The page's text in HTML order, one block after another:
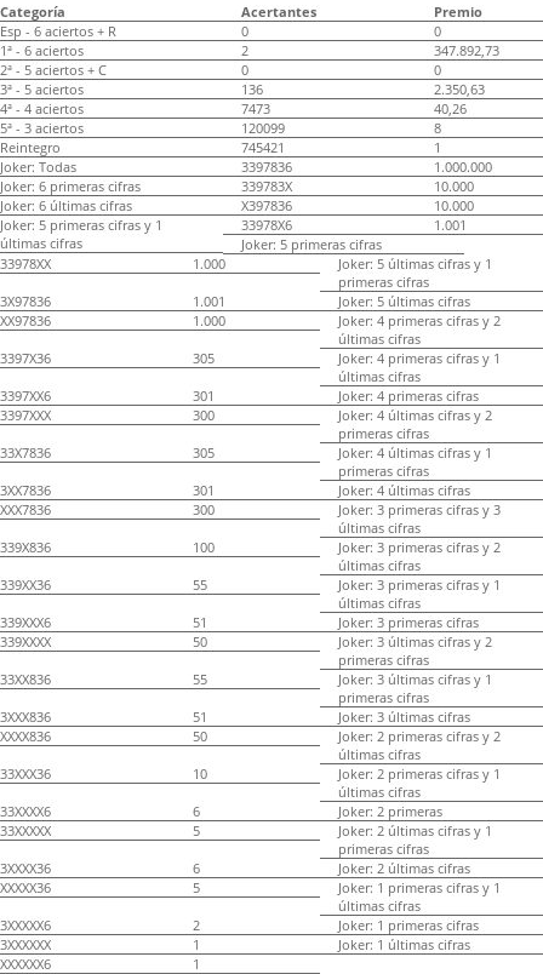
Categoría Acertantes
Premio
Esp - 6 aciertos + R
0
0
1ª - 6 aciertos
2
347.892,73
2ª - 5 aciertos + C
0
0
3ª - 5 aciertos
136
2.350,63
4ª - 4 aciertos
7473
40,26
5ª - 3 aciertos
120099
8
Reintegro
745421
1
Joker: Todas
3397836
1.000.000
Joker: 6 primeras cifras
339783X
10.000
Joker: 6 últimas cifras
X397836
10.000
Joker: 5 primeras cifras y 1
últimas cifras
33978X6
1.001
Joker: 5 primeras cifras
33978XX
1.000
Joker: 5 últimas cifras y 1
primeras cifras
3X97836
1.001
Joker: 5 últimas cifras
XX97836
1.000
Joker: 4 primeras cifras y 2
últimas cifras
3397X36
305
Joker: 4 primeras cifras y 1
últimas cifras
3397XX6
301
Joker: 4 primeras cifras
3397XXX
300
Joker: 4 últimas cifras y 2
primeras cifras
33X7836
305
Joker: 4 últimas cifras y 1
primeras cifras
3XX7836
301
Joker: 4 últimas cifras
XXX7836
300
Joker: 3 primeras cifras y 3
últimas cifras
339X836
100
Joker: 3 primeras cifras y 2
últimas cifras
339XX36
55
Joker: 3 primeras cifras y 1
últimas cifras
339XXX6
51
Joker: 3 primeras cifras
339XXXX
50
Joker: 3 últimas cifras y 2
primeras cifras
33XX836
55
Joker: 3 últimas cifras y 1
primeras cifras
3XXX836
51
Joker: 3 últimas cifras
XXXX836
50
Joker: 2 primeras cifras y 2
últimas cifras
33XXX36
10
Joker: 2 primeras cifras y 1
últimas cifras
33XXXX6
6
Joker: 2 primeras
33XXXXX
5
Joker: 2 últimas cifras y 1
primeras cifras
3XXXX36
6
Joker: 2 últimas cifras
XXXXX36
5
Joker: 1 primeras cifras y 1
últimas cifras
3XXXXX6
2
Joker: 1 primeras cifras
3XXXXXX
1
Joker: 1 últimas cifras
XXXXXX6
1